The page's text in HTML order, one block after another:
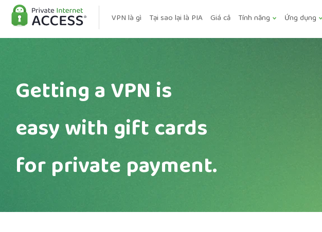
VPN là gì Tại sao lại là PIA Giá cả Tính năng Ứng dụng
Getting a VPN is
easy with gift cards
for private payment.